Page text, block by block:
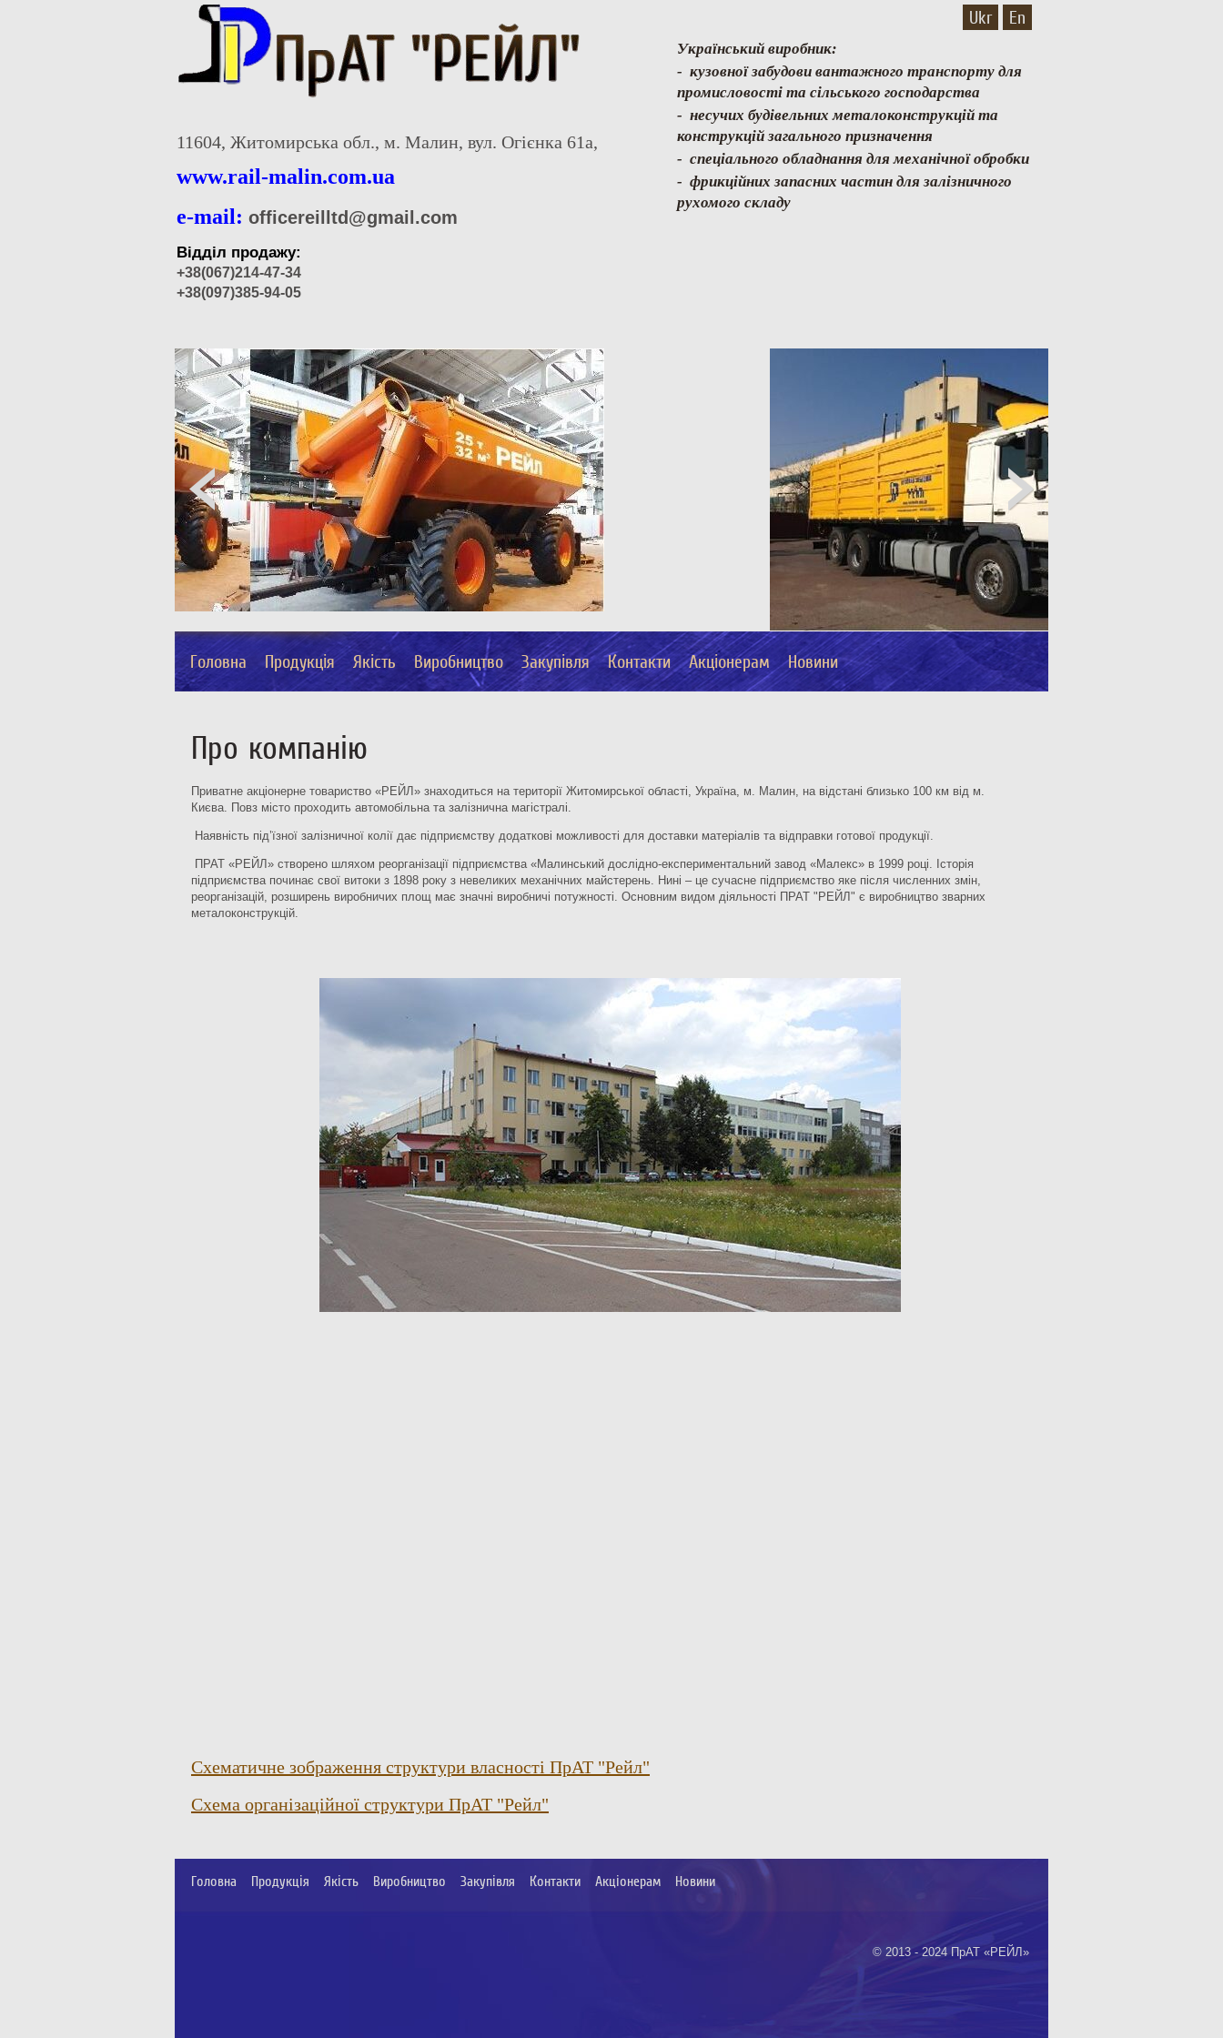
Український виробник:
- кузовної забудови вантажного транспорту для
промисловості та сільського господарства
- несучих будівельних металоконструкцій та
конструкцій загального призначення
- спеціального обладнання для механічної обробки
- фрикційних запасних частин для залізничного
рухомого складу
Ukr En
11604, Житомирська обл., м. Малин, вул. Огієнка 61а,
www.rail-malin.com.ua
e-mail: officereilltd@gmail.com
Відділ продажу:
+38(067)214-47-34
+38(097)385-94-05
Головна Продукція Якість Виробництво Закупівля Контакти Акціонерам Новини
Про компанію
Приватне акціонерне товариство «РЕЙЛ» знаходиться на території Житомирської області, Україна, м. Малин, на відстані близько 100 км від м.
Києва. Повз місто проходить автомобільна та залізнична магістралі.
Наявність під’їзної залізничної колії дає підприємству додаткові можливості для доставки матеріалів та відправки готової продукції.
ПРАТ «РЕЙЛ» створено шляхом реорганізації підприємства «Малинський дослідно-експериментальний завод «Малекс» в 1999 році. Історія
підприємства починає свої витоки з 1898 року з невеликих механічних майстерень. Нині – це сучасне підприємство яке після численних змін,
реорганізацій, розширень виробничих площ має значні виробничі потужності. Основним видом діяльності ПРАТ "РЕЙЛ" є виробництво зварних
металоконструкцій.
Схематичне зображення структури власності ПрАТ "Рейл"
Схема організаційної структури ПрАТ "Рейл"
Головна Продукція Якість Виробництво Закупівля Контакти Акціонерам Новини
© 2013 - 2024 ПрАТ «РЕЙЛ»